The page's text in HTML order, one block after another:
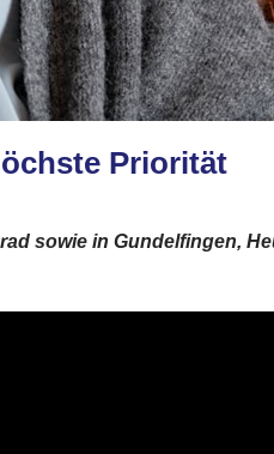
Priorität
sowie in Gundelfingen,